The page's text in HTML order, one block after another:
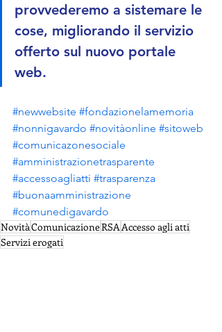
provvederemo a sistemare le
cose, migliorando il servizio
offerto sul nuovo portale
web.
#newwebsite #fondazionelamemoria
#nonnigavardo #novitàonline #sitoweb
#comunicazonesociale
#amministrazionetrasparente
#accessoagliatti #trasparenza
#buonaamministrazione
#comunedigavardo
NovitàComunicazioneRSAAccesso agli atti
Servizi erogati